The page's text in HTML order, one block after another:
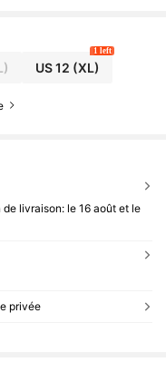
US 12 (XL)
1 left
de livraison: le 16 août et le
privée